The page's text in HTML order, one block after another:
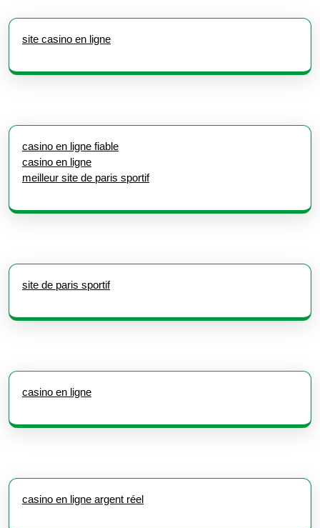
site casino en ligne
casino en ligne fiable
casino en ligne
meilleur site de paris sportif
site de paris sportif
casino en ligne
casino en ligne argent réel